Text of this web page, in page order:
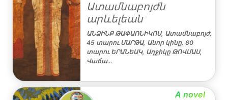
Ատամնաբոյժն
արևելեան
ԱՆՁԻՆՔ ԹԱՓԱՌՆԻԿՈՍ, Ատամնաբոյժ,
45 տարու ՄԱՐԹԱ, Անոր կինը, 60
տարու ԵՐԱՆԵԱԿ, Աղջիկը ԹՈՎՄԱՍ,
Վաճա…
A novel